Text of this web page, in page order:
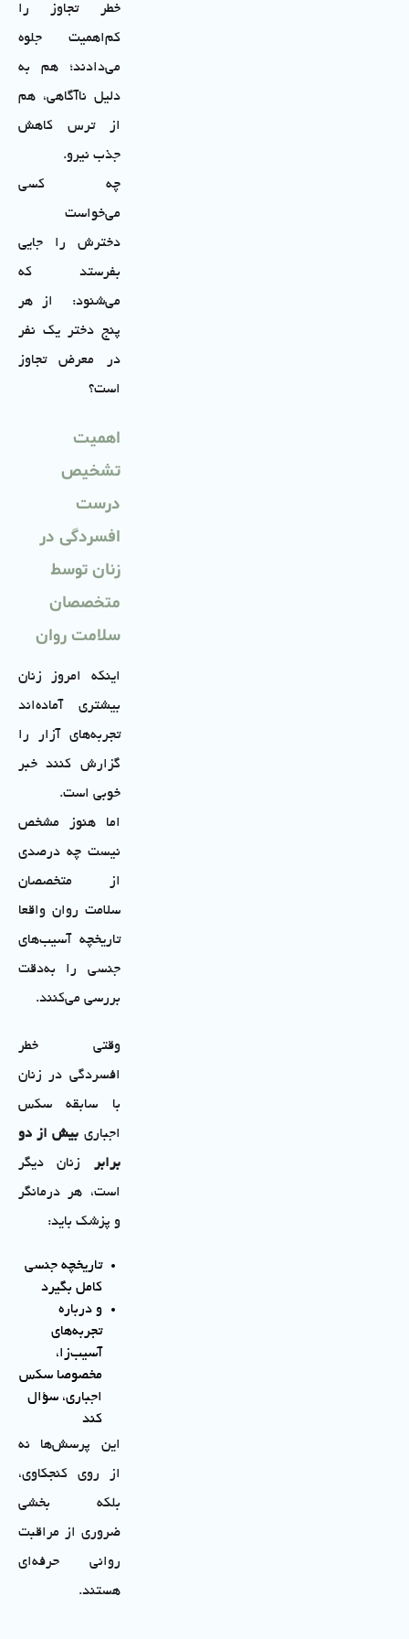
خطر تجاوز را
کم‌اهمیت جلوه
می‌دادند؛ هم به
دلیل ناآگاهی، هم
از ترس کاهش
جذب نیرو.
چه کسی
می‌خواست
دخترش را جایی
بفرستد که
می‌شنود: از هر
پنج دختر یک نفر
در معرض تجاوز
است؟
اهمیت
تشخیص
درست
افسردگی در
زنان توسط
متخصصان
سلامت روان
اینکه امروز زنان
بیشتری آماده‌اند
تجربه‌های آزار را
گزارش کنند خبر
خوبی است.
اما هنوز مشخص
نیست چه درصدی
از متخصصان
سلامت روان واقعا
تاریخچه آسیب‌های
جنسی را به‌دقت
بررسی می‌کنند.
وقتی خطر
افسردگی در زنان
با سابقه سکس
اجباری بیش از دو
برابر
زنان دیگر
است، هر درمانگر
و پزشک باید:
تاریخچه جنسی
کامل بگیرد
و درباره
تجربه‌های
آسیب‌زا،
مخصوصا سکس
اجباری، سؤال
کند
این پرسش‌ها نه
از روی کنجکاوی،
بلکه بخشی
ضروری از مراقبت
روانی حرفه‌ای
هستند.